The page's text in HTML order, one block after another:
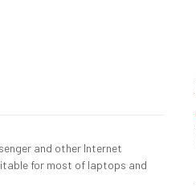
and other Internet
for most of laptops and